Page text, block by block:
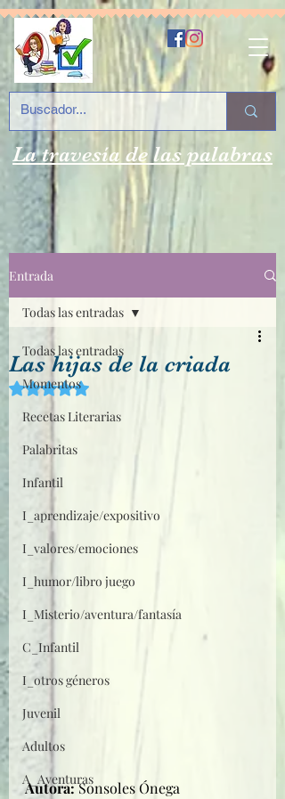
La travesía de las palabras
Entrada
Todas las entradas
Momentos
Recetas Literarias
Palabritas
Infantil
I_aprendizaje/expositivo
I_valores/emociones
I_humor/libro juego
I_Misterio/aventura/fantasía
C_Infantil
I_otros géneros
Juvenil
Adultos
A_Aventuras
Todas las entradas
Las hijas de la criada
Obtuvo NaN de 5 estrellas.
Autora: Sonsoles Ónega